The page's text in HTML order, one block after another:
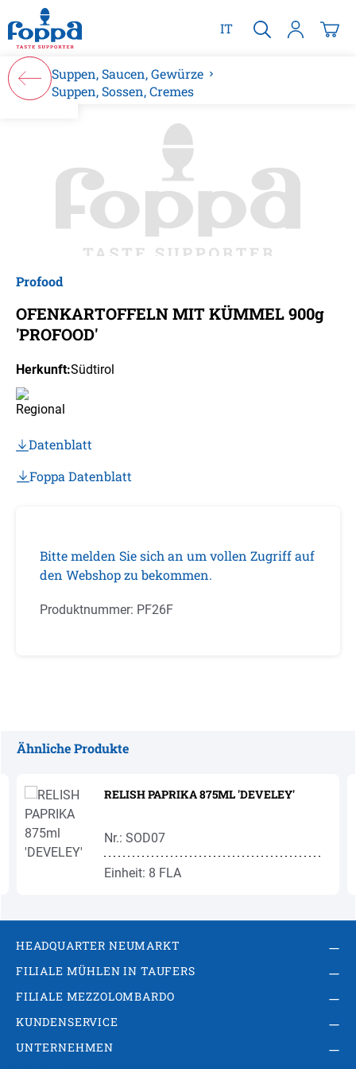
springen
IT
Suppen, Saucen, Gewürze
Suppen, Sossen, Cremes
Profood
OFENKARTOFFELN MIT KÜMMEL 900g
'PROFOOD'
Herkunft:Südtirol
Datenblatt
Foppa Datenblatt
Bitte melden Sie sich an um vollen Zugriff auf
den Webshop zu bekommen.
Produktnummer: PF26F
Ähnliche Produkte
RELISH PAPRIKA 875ML 'DEVELEY'
Nr.: SOD07
Einheit: 8 FLA
HEADQUARTER NEUMARKT
FILIALE MÜHLEN IN TAUFERS
FILIALE MEZZOLOMBARDO
KUNDENSERVICE
UNTERNEHMEN